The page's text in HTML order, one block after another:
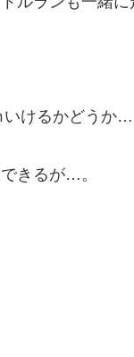
けるかどうか…
きるが…。